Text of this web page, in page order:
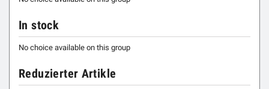
In stock
No choice available on this group
Reduzierter Artikle